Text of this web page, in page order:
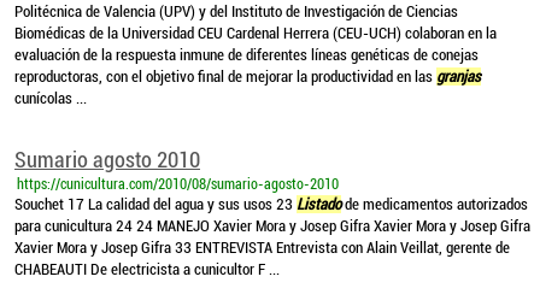
Politécnica de Valencia (UPV) y del Instituto de Investigación de Ciencias
Biomédicas de la Universidad CEU Cardenal Herrera (CEU-UCH) colaboran en la
evaluación de la respuesta inmune de diferentes líneas genéticas de conejas
reproductoras, con el objetivo final de mejorar la productividad en las granjas
cunícolas ...
Sumario agosto 2010
https://cunicultura.com/2010/08/sumario-agosto-2010
Souchet 17 La calidad del agua y sus usos 23 Listadode medicamentos autorizados
para cunicultura 24 24 MANEJO Xavier Mora y Josep Gifra Xavier Mora y Josep Gifra
Xavier Mora y Josep Gifra 33 ENTREVISTA Entrevista con Alain Veillat, gerente de
CHABEAUTI De electricista a cunicultor F ...